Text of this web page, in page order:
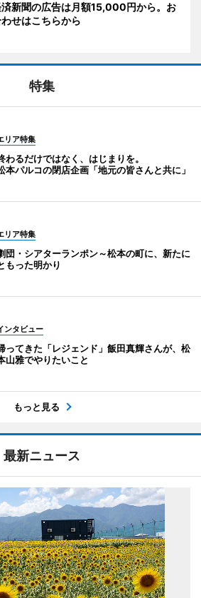
新聞の広告は月額15,000円から。お
せはこちらから
特集
リア特集
わるだけではなく、はじまりを。
本パルコの閉店企画「地元の皆さんと共に」
リア特集
団・シアターランポン～松本の町に、新たに
もった明かり
ンタビュー
ってきた「レジェンド」飯田真輝さんが、松
山雅でやりたいこと
もっと見る
最新ニュース